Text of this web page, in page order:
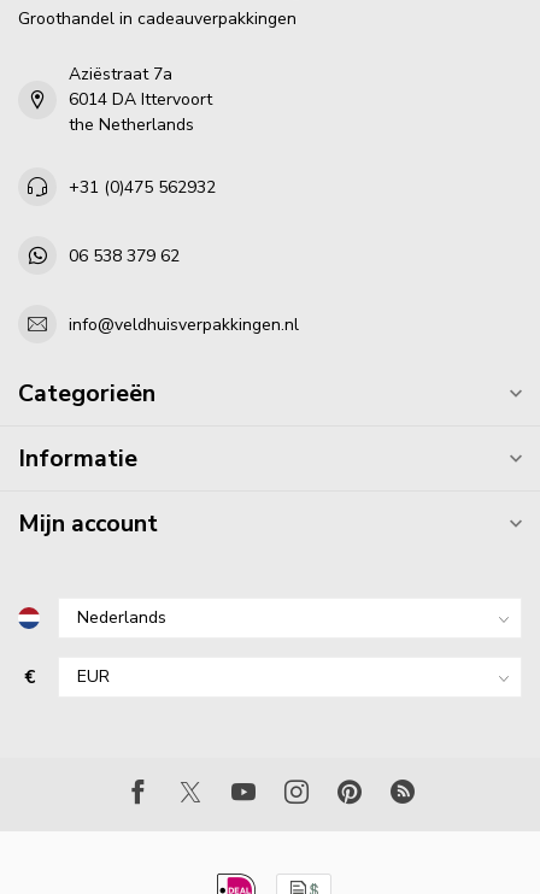
Groothandel in cadeauverpakkingen
Aziëstraat 7a
6014 DA Ittervoort
the Netherlands
+31 (0)475 562932
06 538 379 62
info@veldhuisverpakkingen.nl
Categorieën
Informatie
Mijn account
€